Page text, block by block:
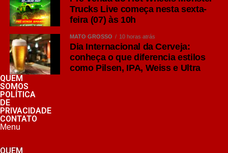
costumam encontrar na IPA uma excelente opção para
momentos de degustação ou refeições de sabor
marcante, como hambúrgueres artesanais e carnes
grelhadas.
Weiss: tradição das cervejas de trigo
Outro representante da família Ale é a Weissbier,
tradicional cerveja de trigo originária da Alemanha.
Elaborada com significativa proporção de trigo em sua
composição, ela apresenta espuma abundante, textura
características aromáticas produzidas durante a
Trucks Live começa nesta sexta-
feira (07) às 10h
MATO GROSSO 10 horas atrás
Dia Internacional da Cerveja:
conheça o que diferencia estilos
como Pilsen, IPA, Weiss e Ultra
QUEM
SOMOS
POLÍTICA
DE
PRIVACIDADE
CONTATO
Menu
QUEM